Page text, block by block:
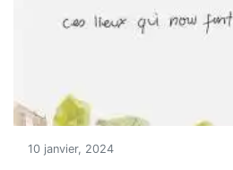
10 janvier, 2024